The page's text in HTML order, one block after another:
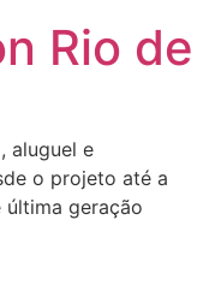
Rio de
aluguel e
o projeto até a
geração